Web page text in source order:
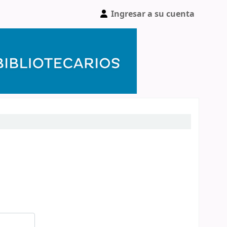
Ingresar a su cuenta